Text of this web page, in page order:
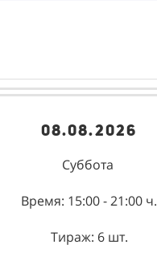
08.08.2026
Суббота
Время: 15:00 - 21:00 ч.
Тираж: 6 шт.